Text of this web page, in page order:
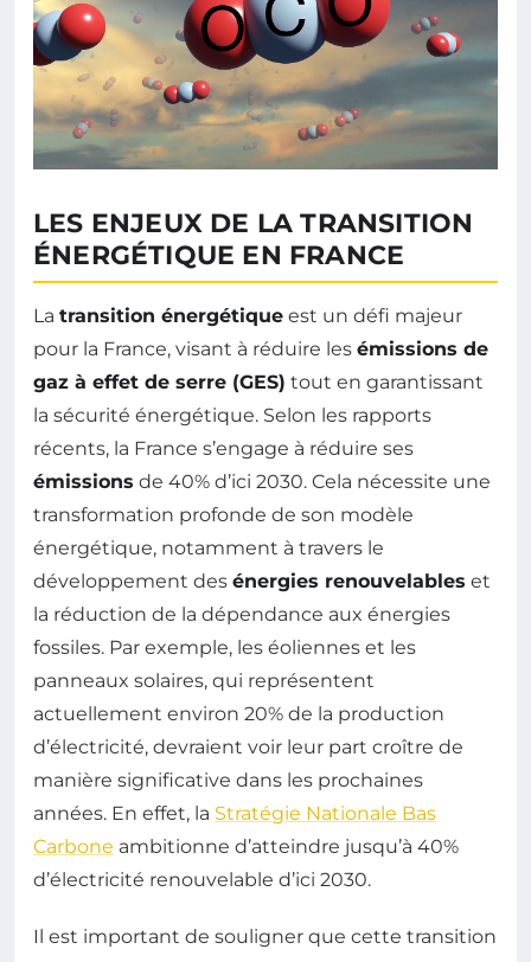
LES ENJEUX DE LA TRANSITION
ÉNERGÉTIQUE EN FRANCE
La transition énergétique est un défi majeur
pour la France, visant à réduire les émissions de
gaz à effet de serre (GES) tout en garantissant
la sécurité énergétique. Selon les rapports
récents, la France s’engage à réduire ses
émissions de 40% d’ici 2030. Cela nécessite une
transformation profonde de son modèle
énergétique, notamment à travers le
développement des énergies renouvelables et
la réduction de la dépendance aux énergies
fossiles. Par exemple, les éoliennes et les
panneaux solaires, qui représentent
actuellement environ 20% de la production
d’électricité, devraient voir leur part croître de
manière significative dans les prochaines
années. En effet, la Stratégie Nationale Bas
Carbone ambitionne d’atteindre jusqu’à 40%
d’électricité renouvelable d’ici 2030.
Il est important de souligner que cette transition